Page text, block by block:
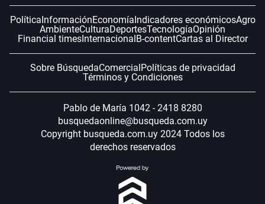
PolíticaInformaciónEconomíaIndicadores económicosAgro
AmbienteCulturaDeportesTecnologíaOpinión
Financial timesInternacionalB-contentCartas al Director
Sobre BúsquedaComercialPolíticas de privacidad
Términos y Condiciones
Pablo de María 1042 - 2418 8280
busquedaonline@busqueda.com.uy
Copyright busqueda.com.uy 2024 Todos los
derechos reservados